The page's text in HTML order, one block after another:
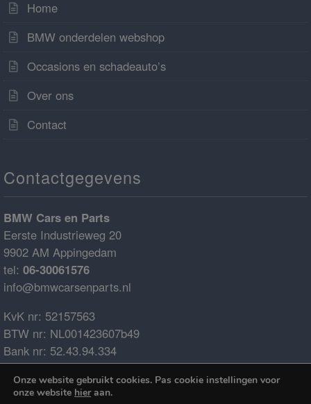
Home
BMW onderdelen webshop
Occasions en schadeauto’s
Over ons
Contact
Contactgegevens
BMW Cars en Parts
Eerste Industrieweg 20
9902 AM Appingedam
tel: 06-30061576
info@bmwcarsenparts.nl
KvK nr: 52157563
BTW nr: NL001423607b49
Bank nr: 52.43.94.334
IBAN: NL68ABNA0524394334
BIC: ABNANL2A
Onze website gebruikt cookies. Pas cookie instellingen voor
onze website hieraan.